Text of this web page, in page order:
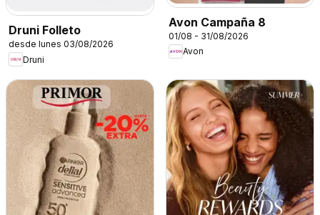
Druni Folleto
desde lunes 03/08/2026
Druni
Avon Campaña 8
01/08 - 31/08/2026
Avon